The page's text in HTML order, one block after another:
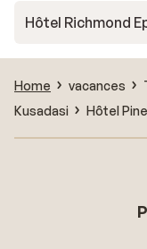
Hôtel Richmond
Home vacances
Kusadasi
Hôtel